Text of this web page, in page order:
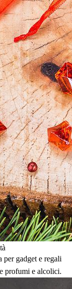
per gadget e regali
profumi e alcolici.